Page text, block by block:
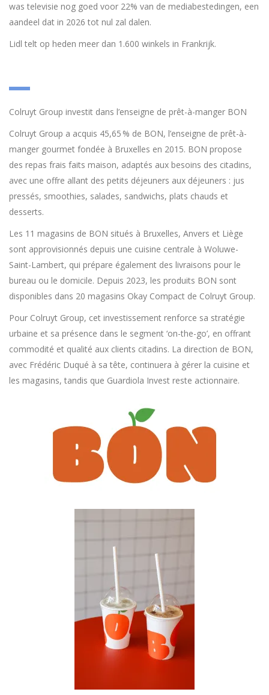
was televisie nog goed voor 22% van de mediabestedingen, een
aandeel dat in 2026 tot nul zal dalen.
Lidl telt op heden meer dan 1.600 winkels in Frankrijk.
Colruyt Group investit dans l’enseigne de prêt-à-manger BON
Colruyt Group a acquis 45,65 % de BON, l’enseigne de prêt-à-
manger gourmet fondée à Bruxelles en 2015. BON propose
des repas frais faits maison, adaptés aux besoins des citadins,
avec une offre allant des petits déjeuners aux déjeuners : jus
pressés, smoothies, salades, sandwichs, plats chauds et
desserts.
Les 11 magasins de BON situés à Bruxelles, Anvers et Liège
sont approvisionnés depuis une cuisine centrale à Woluwe-
Saint-Lambert, qui prépare également des livraisons pour le
bureau ou le domicile. Depuis 2023, les produits BON sont
disponibles dans 20 magasins Okay Compact de Colruyt Group.
Pour Colruyt Group, cet investissement renforce sa stratégie
urbaine et sa présence dans le segment ‘on-the-go’, en offrant
commodité et qualité aux clients citadins. La direction de BON,
avec Frédéric Duqué à sa tête, continuera à gérer la cuisine et
les magasins, tandis que Guardiola Invest reste actionnaire.